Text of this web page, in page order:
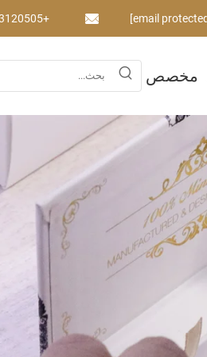
+86-13933120505
مخصص